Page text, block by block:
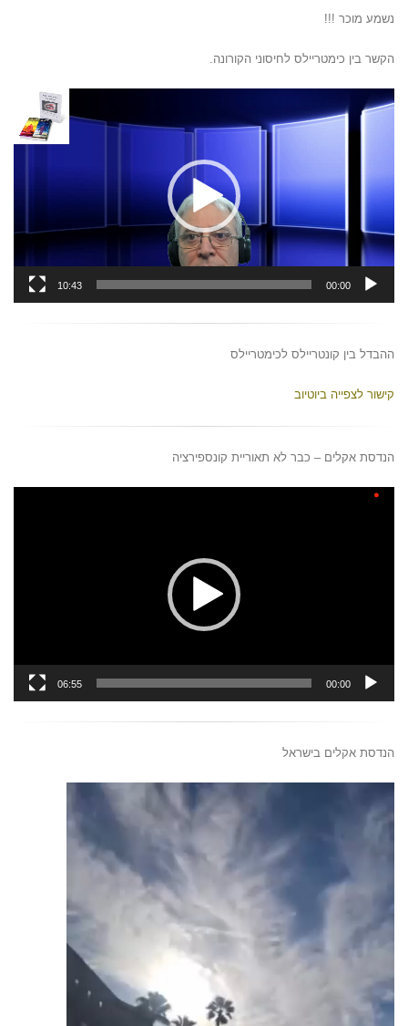
נשמע מוכר !!!
הקשר בין כימטריילס לחיסוני הקורונה.
נגן
וידאו
00:00
10:43
ההבדל בין קונטריילס לכימטריילס
קישור לצפייה ביוטיוב
הנדסת אקלים – כבר לא תאוריית קונספירציה
00:00
06:55
הנדסת אקלים בישראל
וידאו